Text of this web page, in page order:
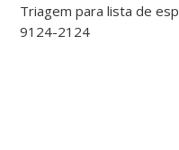
Triagem para lista de
9124-2124